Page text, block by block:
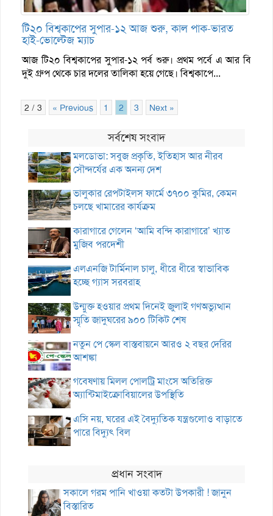
টি২০ বিশ্বকাপের সুপার-১২ আজ শুরু, কাল পাক-ভারত
হাই-ভোল্টেজ ম্যাচ
আজ টি২০ বিশ্বকাপের সুপার-১২ পর্ব শুরু। প্রথম পর্বে এ আর বি
দুই গ্রুপ থেকে চার দলের তালিকা হয়ে গেছে। বিশ্বকাপে...
2 / 3 « Previous 1 2 3 Next »
সর্বশেষ সংবাদ
মলডোভা: সবুজ প্রকৃতি, ইতিহাস আর নীরব
সৌন্দর্যের এক অনন্য দেশ
ভালুকার রেপটাইলস ফার্মে ৩৭০০ কুমির, কেমন
চলছে খামারের কার্যক্রম
কারাগারে গেলেন ‘আমি বন্দি কারাগারে’ খ্যাত
মুজিব পরদেশী
এলএনজি টার্মিনাল চালু, ধীরে ধীরে স্বাভাবিক
হচ্ছে গ্যাস সরবরাহ
উন্মুক্ত হওয়ার প্রথম দিনেই জুলাই গণঅভ্যুত্থান
স্মৃতি জাদুঘরের ৯০০ টিকিট শেষ
নতুন পে স্কেল বাস্তবায়নে আরও ২ বছর দেরির
আশঙ্কা
গবেষণায় মিলল পোলট্রি মাংসে অতিরিক্ত
অ্যান্টিমাইক্রোবিয়ালের উপস্থিতি
এসি নয়, ঘরের এই বৈদ্যুতিক যন্ত্রগুলোও বাড়াতে
পারে বিদ্যুৎ বিল
প্রধান সংবাদ
সকালে গরম পানি খাওয়া কতটা উপকারী ! জানুন
বিস্তারিত